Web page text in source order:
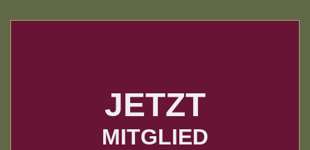
JETZT
MITGLIED